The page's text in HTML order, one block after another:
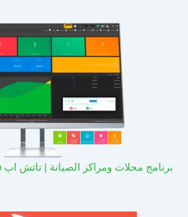
برنامج محلات ومراكز الصيانة | تاتش اب TouchUp